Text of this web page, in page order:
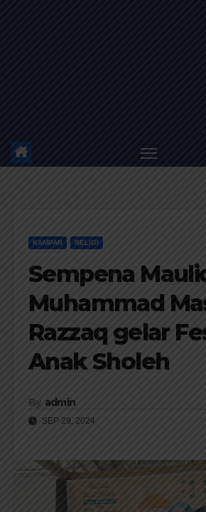
KAMPAR RELIGI
Sempena
Muhammad
Razzaq gelar
Anak Sholeh
By admin
SEP 29, 2024